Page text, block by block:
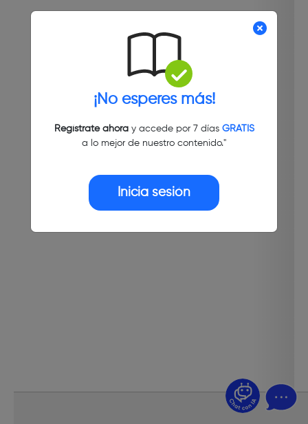
¡No esperes más!
Regístrate ahoray accede por 7 días GRATIS
a lo mejor de nuestro contenido."
Inicia sesión